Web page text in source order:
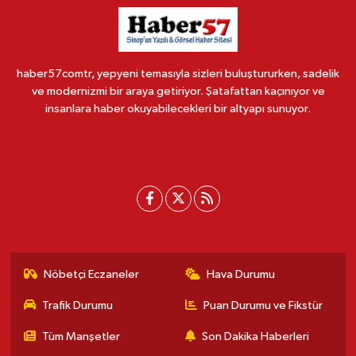
haber57comtr, yepyeni temasıyla sizleri buluştururken, sadelik
ve modernizmi bir araya getiriyor. Şatafattan kaçınıyor ve
insanlara haber okuyabilecekleri bir altyapı sunuyor.
Nöbetçi Eczaneler Hava Durumu
Trafik Durumu Puan Durumu ve Fikstür
Tüm Manşetler Son Dakika Haberleri